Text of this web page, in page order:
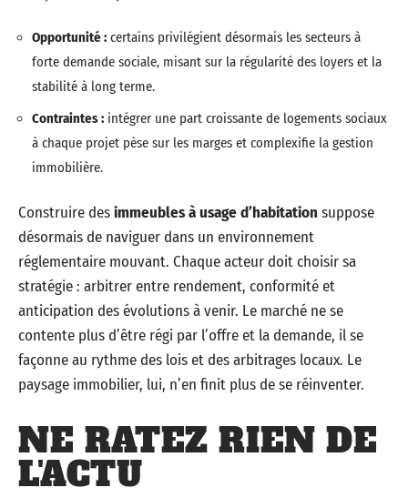
Opportunité : certains privilégient désormais les secteurs à
forte demande sociale, misant sur la régularité des loyers et la
stabilité à long terme.
Contraintes : intégrer une part croissante de logements sociaux
à chaque projet pèse sur les marges et complexifie la gestion
immobilière.
Construire desimmeubles à usage d’habitation suppose
désormais de naviguer dans un environnement
réglementaire mouvant. Chaque acteur doit choisir sa
stratégie : arbitrer entre rendement, conformité et
anticipation des évolutions à venir. Le marché ne se
contente plus d’être régi par l’offre et la demande, il se
façonne au rythme des lois et des arbitrages locaux. Le
paysage immobilier, lui, n’en finit plus de se réinventer.
NE RATEZ RIEN DE
L'ACTU